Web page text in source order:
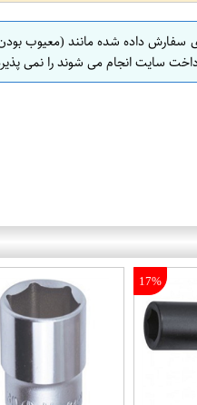
سفارش داده شده مانند (معیوب
سایت انجام می شوند را نمی
17%